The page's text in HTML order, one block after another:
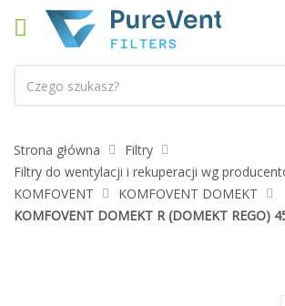
Strona główna
Filtry
Filtry do wentylacji i rekuperacji wg
KOMFOVENT
KOMFOVENT DOMEKT
KOMFOVENT DOMEKT R (DOMEKT REGO)